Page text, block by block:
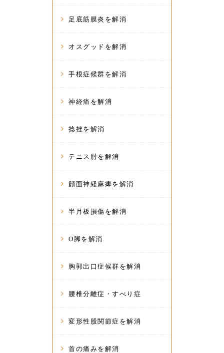
足底筋膜炎を解消
オスグッドを解消
手根症候群を解消
神経痛を解消
捻挫を解消
テニス肘を解消
顔面神経麻痺を解消
半月板損傷を解消
O脚を解消
胸郭出口症候群を解消
腰椎分離症・すべり症
変形性股関節症を解消
首の痛みを解消